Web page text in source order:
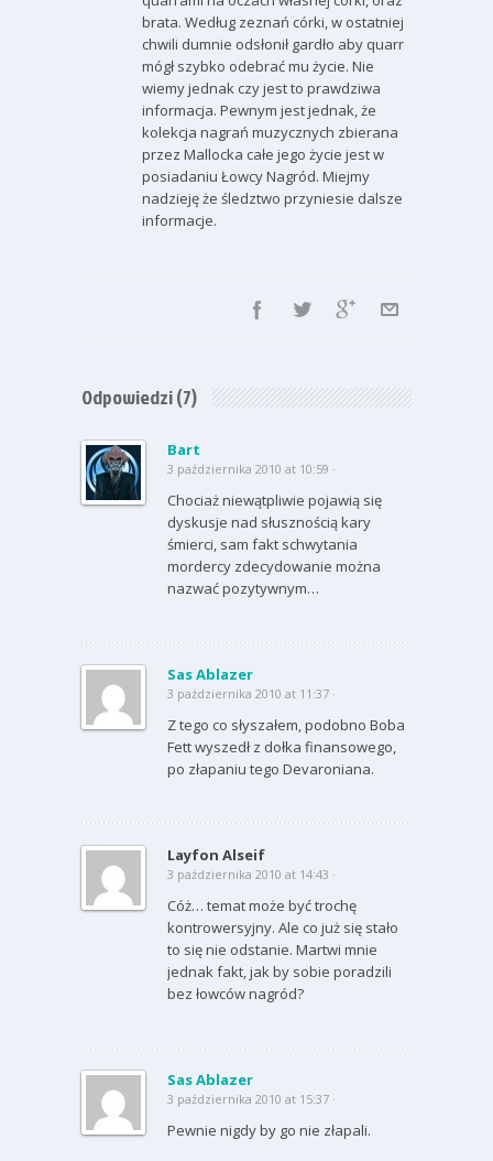
brata. Według zeznań córki, w ostatniej
chwili dumnie odsłonił gardło aby quarr
mógł szybko odebrać mu życie. Nie
wiemy jednak czy jest to prawdziwa
informacja. Pewnym jest jednak, że
kolekcja nagrań muzycznych zbierana
przez Mallocka całe jego życie jest w
posiadaniu Łowcy Nagród. Miejmy
nadzieję że śledztwo przyniesie dalsze
informacje.
Odpowiedzi(7)
Bart
3 października 2010 at 10:59 ·
Chociaż niewątpliwie pojawią się
dyskusje nad słusznością kary
śmierci, sam fakt schwytania
mordercy zdecydowanie można
nazwać pozytywnym…
Sas Ablazer
3 października 2010 at 11:37 ·
Z tego co słyszałem, podobno Boba
Fett wyszedł z dołka finansowego,
po złapaniu tego Devaroniana.
Layfon Alseif
3 października 2010 at 14:43 ·
Cóż… temat może być trochę
kontrowersyjny. Ale co już się stało
to się nie odstanie. Martwi mnie
jednak fakt, jak by sobie poradzili
bez łowców nagród?
Sas Ablazer
3 października 2010 at 15:37 ·
Pewnie nigdy by go nie złapali.